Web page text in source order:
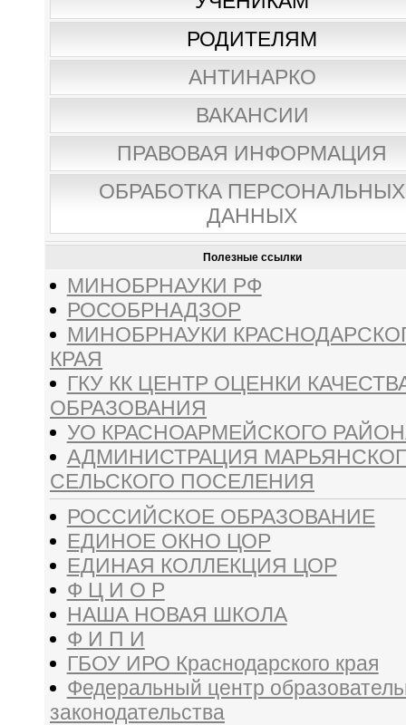
РОДИТЕЛЯМ
АНТИНАРКО
ВАКАНСИИ
ПРАВОВАЯ ИНФОРМАЦИЯ
ОБРАБОТКА ПЕРСОНАЛЬНЫХ
ДАННЫХ
Полезные ссылки
МИНОБРНАУКИ РФ
РОСОБРНАДЗОР
МИНОБРНАУКИ
КРАЯ
ГКУ КК ЦЕНТР ОЦЕНКИ
ОБРАЗОВАНИЯ
УО КРАСНОАРМЕЙСКОГО
АДМИНИСТРАЦИЯ
СЕЛЬСКОГО ПОСЕЛЕНИЯ
РОССИЙСКОЕ ОБРАЗОВАНИЕ
ЕДИНОЕ ОКНО ЦОР
ЕДИНАЯ КОЛЛЕКЦИЯ ЦОР
Ф Ц И О Р
НАША НОВАЯ ШКОЛА
Ф И П И
ГБОУ ИРО Краснодарского края
Федеральный центр
законодательства